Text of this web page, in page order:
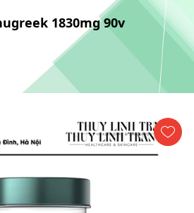
1830mg 90v